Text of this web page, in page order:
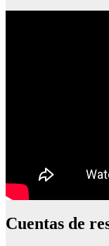
Cuentas de